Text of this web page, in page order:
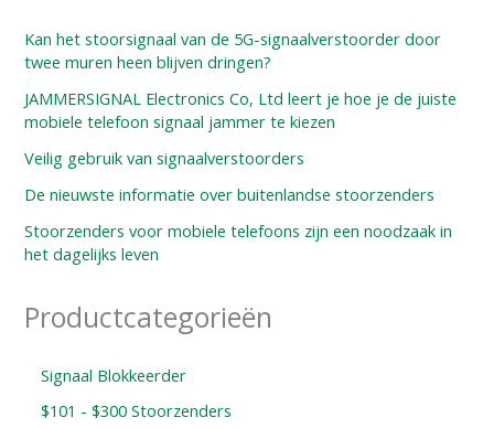
Kan het stoorsignaal van de 5G-signaalverstoorder door
twee muren heen blijven dringen?
JAMMERSIGNAL Electronics Co, Ltd leert je hoe je de juiste
mobiele telefoon signaal jammer te kiezen
Veilig gebruik van signaalverstoorders
De nieuwste informatie over buitenlandse stoorzenders
Stoorzenders voor mobiele telefoons zijn een noodzaak in
het dagelijks leven
Productcategorieën
Signaal Blokkeerder
$101 - $300 Stoorzenders